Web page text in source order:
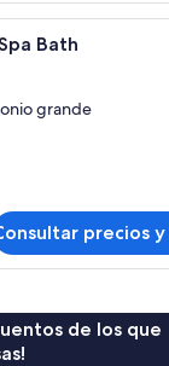
cojines, una
Habitación
Bath
grande
precios
de los que